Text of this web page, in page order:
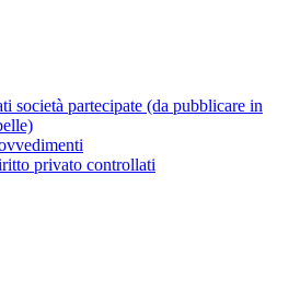
società partecipate (da pubblicare in
privato controllati